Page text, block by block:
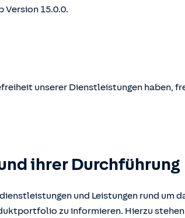
Version 15.0.0.
unserer Dienstleistungen haben,
ihrer Durchführung
und Leistungen rund um
zu informieren. Hierzu stehen